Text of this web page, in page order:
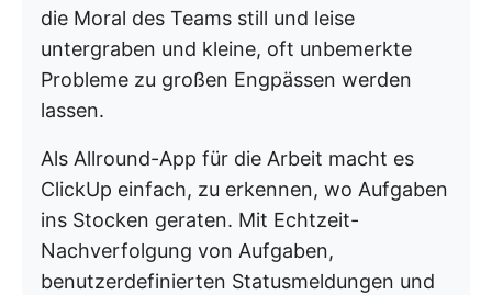
die Moral des Teams still und leise
untergraben und kleine, oft unbemerkte
Probleme zu großen Engpässen werden
lassen.
Als Allround-App für die Arbeit macht es
ClickUp einfach, zu erkennen, wo Aufgaben
ins Stocken geraten. Mit Echtzeit-
Nachverfolgung von Aufgaben,
benutzerdefinierten Statusmeldungen und